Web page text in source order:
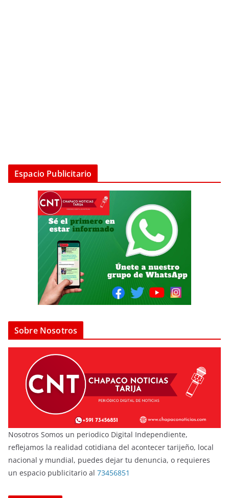
Espacio Publicitario
Sobre Nosotros
Nosotros Somos un periodico Digital Independiente,
reflejamos la realidad cotidiana del acontecer tarijeño, local
nacional y mundial, puedes dejar tu denuncia, o requieres
un espacio publicitario al 73456851